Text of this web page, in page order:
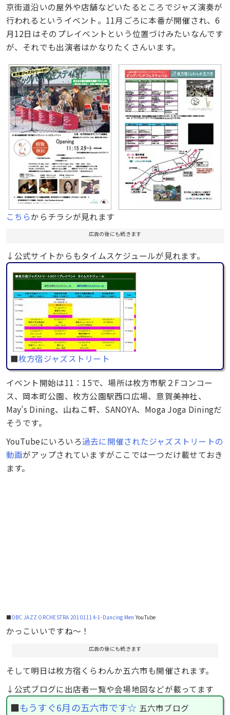
京街道沿いの屋外や店舗などいたるところでジャズ演奏が
行われるというイベント。11月ごろに本番が開催され、6
月12日はそのプレイベントという位置づけみたいなんです
が、それでも出演者はかなりたくさんいます。
こちらからチラシが見れます
広告の後にも続きます
↓公式サイトからもタイムスケジュールが見れます。
■枚方宿ジャズストリート
イベント開始は11：15で、場所は枚方市駅２Fコンコー
ス、岡本町公園、枚方公園駅西口広場、意賀美神社、
May’s Dining、山ねこ軒、SANOYA、Moga Joga Diningだ
そうです。
YouTubeにいろいろ過去に開催されたジャズストリートの
動画がアップされていますがここでは一つだけ載せておき
ます。
■OBC JAZZ ORCHESTRA 20101114-1-Dancing Men YouTube
かっこいいですね～！
広告の後にも続きます
そして明日は枚方宿くらわんか五六市も開催されます。
↓公式ブログに出店者一覧や会場地図などが載ってます
■もうすぐ6月の五六市です☆ 五六市ブログ